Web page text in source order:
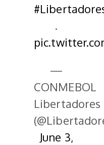
#Libertadores
.
—
CONMEBOL
Libertadores
June 3,